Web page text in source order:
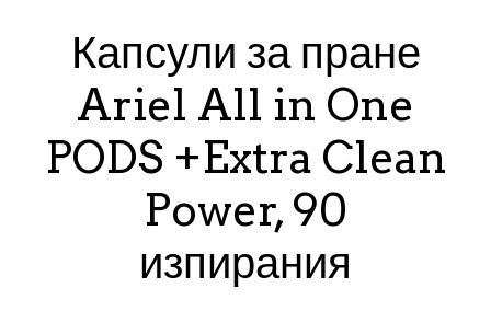
Капсули за пране
Ariel All in One
PODS +Extra Clean
Power, 90
изпирания